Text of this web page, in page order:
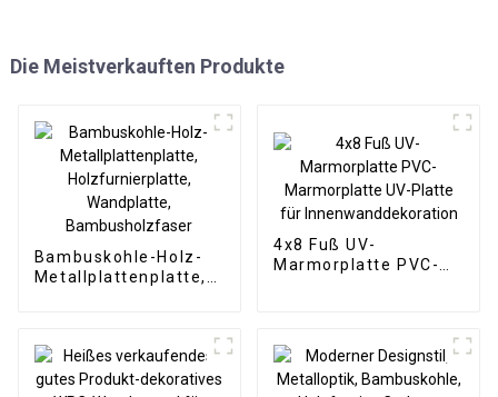
Die Meistverkauften Produkte
Bambuskohle-Holz-
Metallplattenplatte,
4x8 Fuß UV-
Marmorplatte PVC-